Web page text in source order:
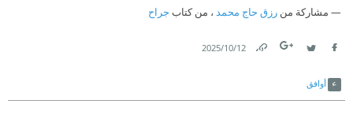
مشاركة من رزق حاج محمد ، من كتاب جراح
12‏/10‏/2025
أوافق